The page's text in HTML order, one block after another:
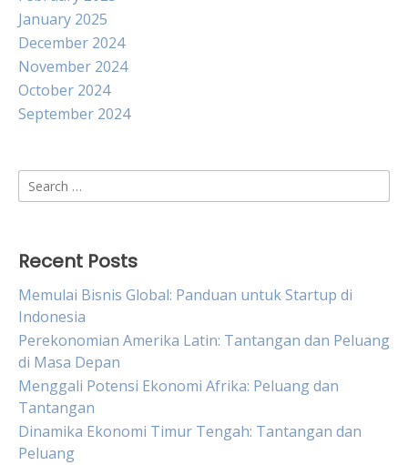
January 2025
December 2024
November 2024
October 2024
September 2024
Search
for:
Recent Posts
Memulai Bisnis Global: Panduan untuk Startup di
Indonesia
Perekonomian Amerika Latin: Tantangan dan Peluang
di Masa Depan
Menggali Potensi Ekonomi Afrika: Peluang dan
Tantangan
Dinamika Ekonomi Timur Tengah: Tantangan dan
Peluang